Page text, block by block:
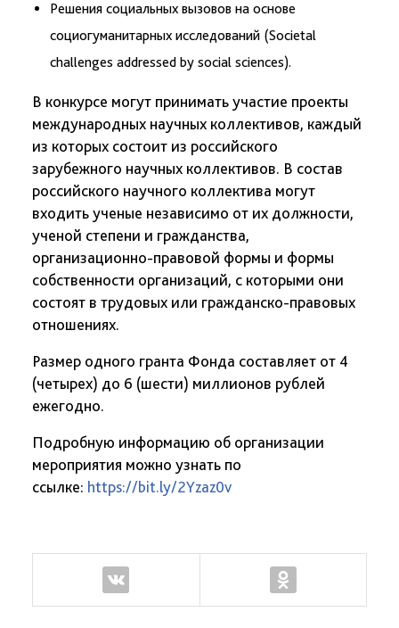
Решения социальных вызовов на основе
социогуманитарных исследований (Societal
challenges addressed by social sciences).
В конкурсе могут принимать участие проекты
международных научных коллективов, каждый
из которых состоит из российского
зарубежного научных коллективов. В состав
российского научного коллектива могут
входить ученые независимо от их должности,
ученой степени и гражданства,
организационно-правовой формы и формы
собственности организаций, с которыми они
состоят в трудовых или гражданско-правовых
отношениях.
Размер одного гранта Фонда составляет от 4
(четырех) до 6 (шести) миллионов рублей
ежегодно.
Подробную информацию об организации
мероприятия можно узнать по
ссылке: https://bit.ly/2Yzaz0v